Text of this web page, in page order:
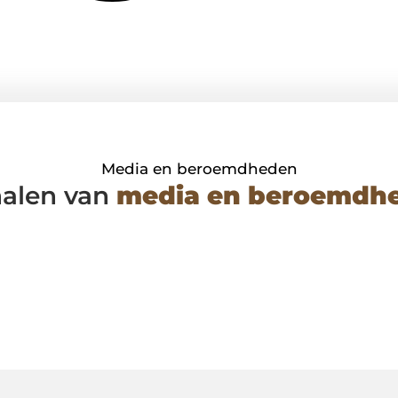
Media en beroemdheden
van media en